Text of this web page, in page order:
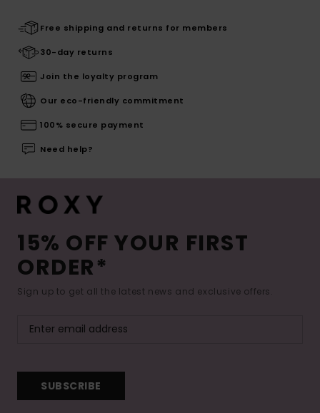
Free shipping and returns for members
30-day returns
Join the loyalty program
Our eco-friendly commitment
100% secure payment
Need help?
15% OFF YOUR FIRST
ORDER*
Sign up to get all the latest news and exclusive offers.
SUBSCRIBE